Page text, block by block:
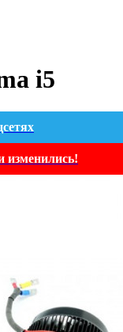
i5
изменились!